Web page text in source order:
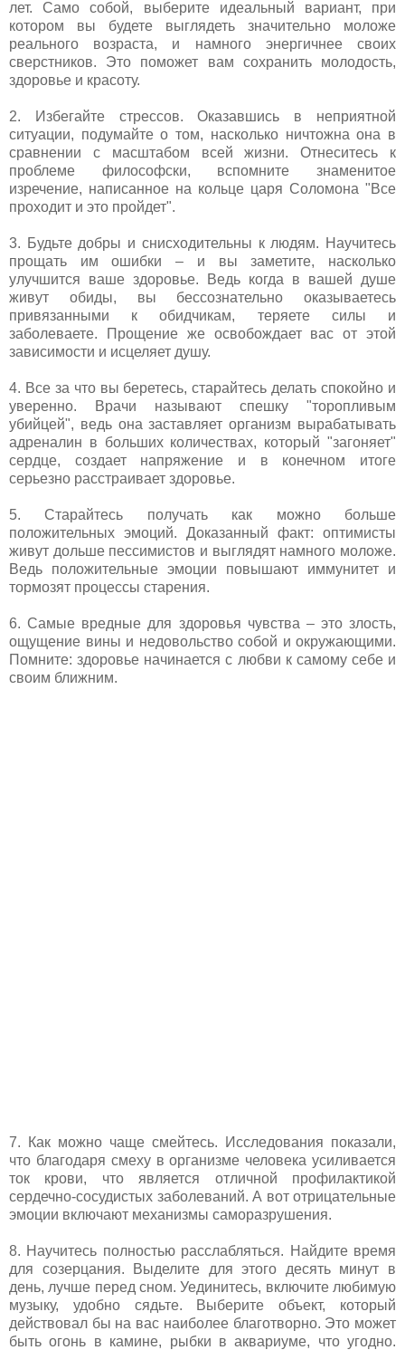
лет. Само собой, выберите идеальный вариант, при
котором вы будете выглядеть значительно моложе
реального возраста, и намного энергичнее своих
сверстников. Это поможет вам сохранить молодость,
здоровье и красоту.
2. Избегайте стрессов. Оказавшись в неприятной
ситуации, подумайте о том, насколько ничтожна она в
сравнении с масштабом всей жизни. Отнеситесь к
проблеме философски, вспомните знаменитое
изречение, написанное на кольце царя Соломона "Все
проходит и это пройдет".
3. Будьте добры и снисходительны к людям. Научитесь
прощать им ошибки – и вы заметите, насколько
улучшится ваше здоровье. Ведь когда в вашей душе
живут обиды, вы бессознательно оказываетесь
привязанными к обидчикам, теряете силы и
заболеваете. Прощение же освобождает вас от этой
зависимости и исцеляет душу.
4. Все за что вы беретесь, старайтесь делать спокойно и
уверенно. Врачи называют спешку "торопливым
убийцей", ведь она заставляет организм вырабатывать
адреналин в больших количествах, который "загоняет"
сердце, создает напряжение и в конечном итоге
серьезно расстраивает здоровье.
5. Старайтесь получать как можно больше
положительных эмоций. Доказанный факт: оптимисты
живут дольше пессимистов и выглядят намного моложе.
Ведь положительные эмоции повышают иммунитет и
тормозят процессы старения.
6. Самые вредные для здоровья чувства – это злость,
ощущение вины и недовольство собой и окружающими.
Помните: здоровье начинается с любви к самому себе и
своим ближним.
7. Как можно чаще смейтесь. Исследования показали,
что благодаря смеху в организме человека усиливается
ток крови, что является отличной профилактикой
сердечно-сосудистых заболеваний. А вот отрицательные
эмоции включают механизмы саморазрушения.
8. Научитесь полностью расслабляться. Найдите время
для созерцания. Выделите для этого десять минут в
день, лучше перед сном. Уединитесь, включите любимую
музыку, удобно сядьте. Выберите объект, который
действовал бы на вас наиболее благотворно. Это может
быть огонь в камине, рыбки в аквариуме, что угодно.